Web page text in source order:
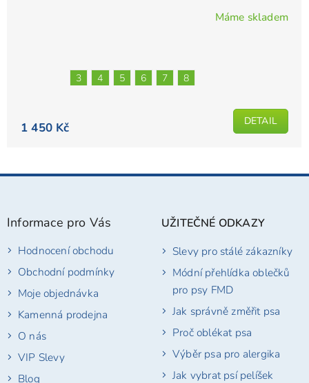
5
hvězdiček.
Máme skladem
1 450 Kč DETAIL
3 4 5 6 7 8
Z
Informace pro Vás
Hodnocení obchodu
Obchodní podmínky
Moje objednávka
Kamenná prodejna
O nás
VIP Slevy
Blog
UŽITEČNÉ ODKAZY
Slevy pro stálé zákazníky
Módní přehlídka oblečků
pro psy FMD
Jak správně změřit psa
Proč oblékat psa
Výběr psa pro alergika
Jak vybrat psí pelíšek